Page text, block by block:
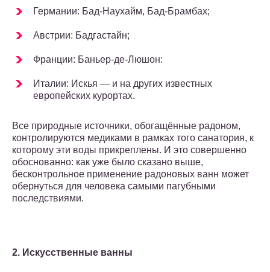
Германии: Бад-Наухайм, Бад-Брамбах;
Австрии: Бадгастайн;
Франции: Баньер-де-Люшон:
Италии: Искья — и на других известных
европейских курортах.
Все природные источники, обогащённые радоном,
контролируются медиками в рамках того санатория, к
которому эти воды прикреплены. И это совершенно
обоснованно: как уже было сказано выше,
бесконтрольное применение радоновых ванн может
обернуться для человека самыми пагубными
последствиями.
2. Искусственные ванны